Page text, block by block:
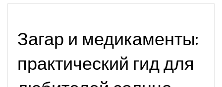
Загар и медикаменты:
практический гид для